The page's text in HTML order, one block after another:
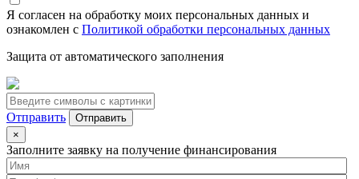
Я согласен на обработку моих персональных данных и
ознакомлен с Политикой обработки персональных данных
Защита от автоматического заполнения
Отправить
×
Заполните заявку на получение финансирования